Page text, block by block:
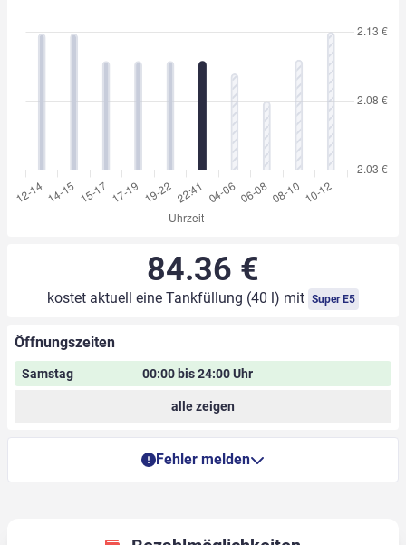
84.36 €
kostet aktuell eine Tankfüllung (40 l) mit Super E5
Öffnungszeiten
Samstag 00:00 bis 24:00 Uhr
alle zeigen
Fehler melden